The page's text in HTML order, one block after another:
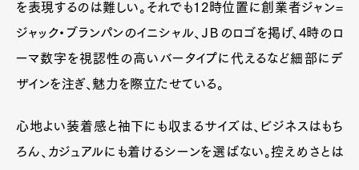
Contact
Pen Meet
Pen international Pen tw
を表現するのは難しい。それでも12時位置に創業者ジャン=
ジャック・ブランパンのイニシャル、ＪＢのロゴを掲げ、4時のロ
ーマ数字を視認性の高いバータイプに代えるなど細部にデ
ザインを注ぎ、魅力を際立たせている。
心地よい装着感と袖下にも収まるサイズは、ビジネスはもち
ろん、カジュアルにも着けるシーンを選ばない。控えめさとは